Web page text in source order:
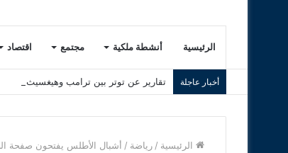
الرئيسية أنشطة ملكية مجتمع اقتصاد
أخبار عاجلة تقارير عن توتر بين ترامب وهيغسيث بسبب
الرئيسية / رياضة / أشبال الأطلس يفتحون صفحة